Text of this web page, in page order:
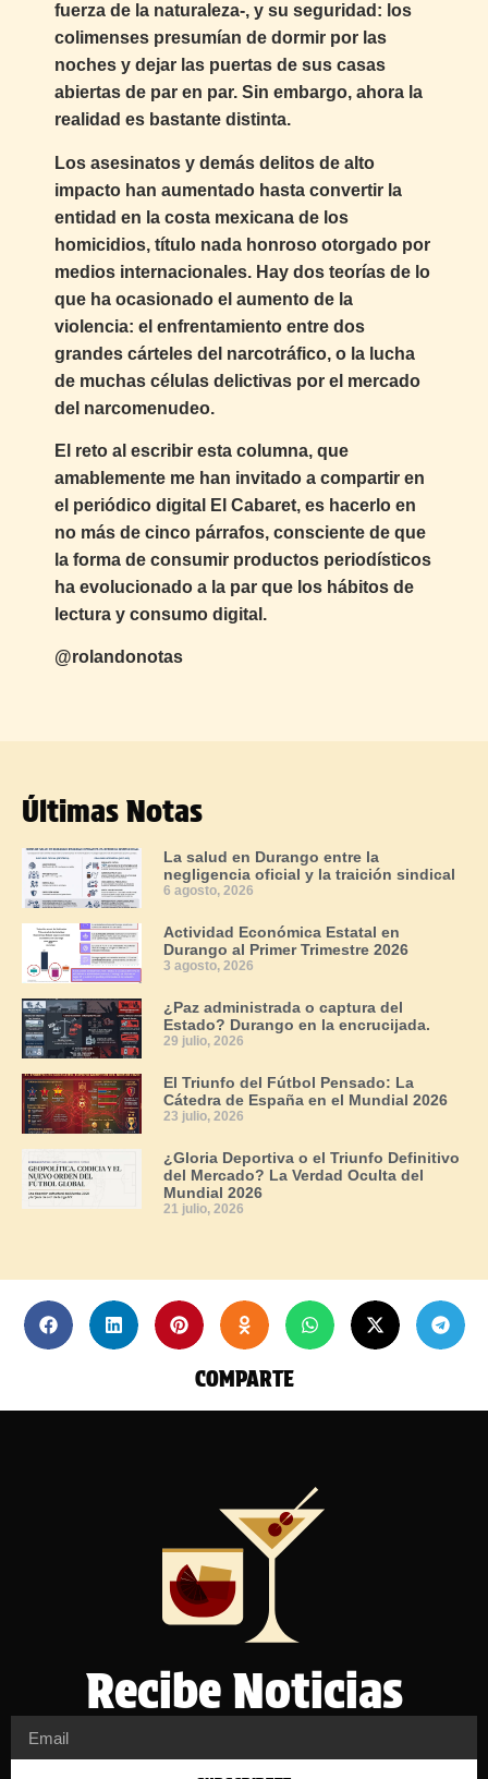
fuerza de la naturaleza-, y su seguridad: los
colimenses presumían de dormir por las
noches y dejar las puertas de sus casas
abiertas de par en par. Sin embargo, ahora la
realidad es bastante distinta.
Los asesinatos y demás delitos de alto
impacto han aumentado hasta convertir la
entidad en la costa mexicana de los
homicidios, título nada honroso otorgado por
medios internacionales. Hay dos teorías de lo
que ha ocasionado el aumento de la
violencia: el enfrentamiento entre dos
grandes cárteles del narcotráfico, o la lucha
de muchas células delictivas por el mercado
del narcomenudeo.
El reto al escribir esta columna, que
amablemente me han invitado a compartir en
el periódico digital El Cabaret, es hacerlo en
no más de cinco párrafos, consciente de que
la forma de consumir productos periodísticos
ha evolucionado a la par que los hábitos de
lectura y consumo digital.
@rolandonotas
Últimas Notas
La salud en Durango entre la
negligencia oficial y la traición sindical
6 agosto, 2026
Actividad Económica Estatal en
Durango al Primer Trimestre 2026
3 agosto, 2026
¿Paz administrada o captura del
Estado? Durango en la encrucijada.
29 julio, 2026
El Triunfo del Fútbol Pensado: La
Cátedra de España en el Mundial 2026
23 julio, 2026
¿Gloria Deportiva o el Triunfo Definitivo
del Mercado? La Verdad Oculta del
Mundial 2026
21 julio, 2026
COMPARTE
Recibe Noticias